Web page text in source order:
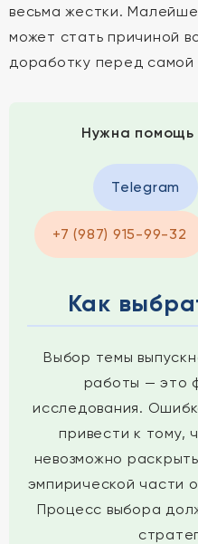
весьма жестки.
может стать причиной
доработку перед самой
Нужна
Telegram
+7 (987) 915-99-32
Как
Выбор темы
работы — это
исследования.
привести к тому,
невозможно
эмпирической части
Процесс выбора